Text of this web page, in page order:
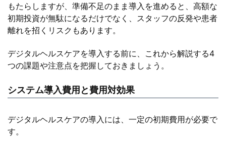
もたらしますが、準備不足のまま導入を進めると、高額な
初期投資が無駄になるだけでなく、スタッフの反発や患者
離れを招くリスクもあります。
デジタルヘルスケアを導入する前に、これから解説する4
つの課題や注意点を把握しておきましょう。
システム導入費用と費用対効果
デジタルヘルスケアの導入には、一定の初期費用が必要で
す。